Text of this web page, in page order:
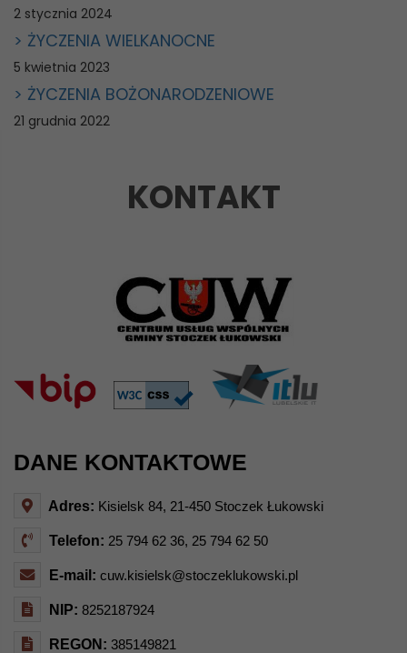
2 stycznia 2024
> ŻYCZENIA WIELKANOCNE
5 kwietnia 2023
> ŻYCZENIA BOŻONARODZENIOWE
21 grudnia 2022
KONTAKT
DANE KONTAKTOWE
Adres: Kisielsk 84, 21-450 Stoczek Łukowski
Telefon: 25 794 62 36, 25 794 62 50
E-mail: cuw.kisielsk@stoczeklukowski.pl
NIP: 8252187924
REGON: 385149821